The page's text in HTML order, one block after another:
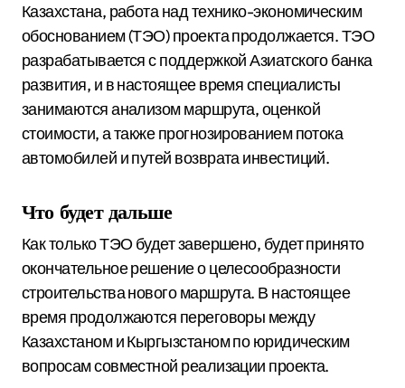
Казахстана, работа над технико-экономическим
обоснованием (ТЭО) проекта продолжается. ТЭО
разрабатывается с поддержкой Азиатского банка
развития, и в настоящее время специалисты
занимаются анализом маршрута, оценкой
стоимости, а также прогнозированием потока
автомобилей и путей возврата инвестиций.
Что будет дальше
Как только ТЭО будет завершено, будет принято
окончательное решение о целесообразности
строительства нового маршрута. В настоящее
время продолжаются переговоры между
Казахстаном и Кыргызстаном по юридическим
вопросам совместной реализации проекта.